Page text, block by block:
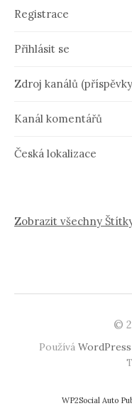
Registrace
Přihlásit se
Zdroj kanálů
Kanál komentářů
Česká lokalizace
Zobrazit všechny
©
Používá WordPress
WP2Social Auto